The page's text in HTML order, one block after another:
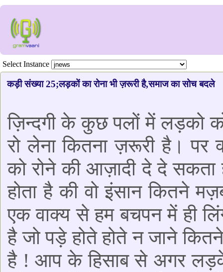
Select Instance
कड़ी संख्या 25;लड़कों का रोना भी ज़रूरी है,समाज का सोच बदले
ज़िन्दगी के कुछ पलों में लड़को
रो लेना कितना ज़रूरी है। पर
को रोने की आज़ादी दे दे सकता
होता है की वो इंसान कितने
एक वाक्य से हम बचपन में ही
है जो पड़े होते होते न जाने
है ! आप के हिसाब से अगर लड़के